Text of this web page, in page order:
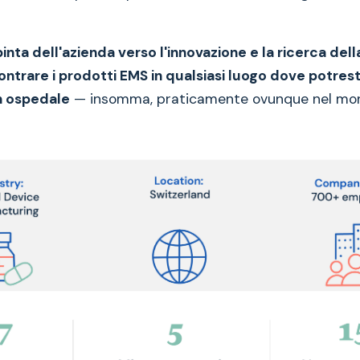
dell'azienda verso l'innovazione e la ricerca
i prodotti EMS in qualsiasi luogo dove
ospedale — insomma, praticamente ovunque nel